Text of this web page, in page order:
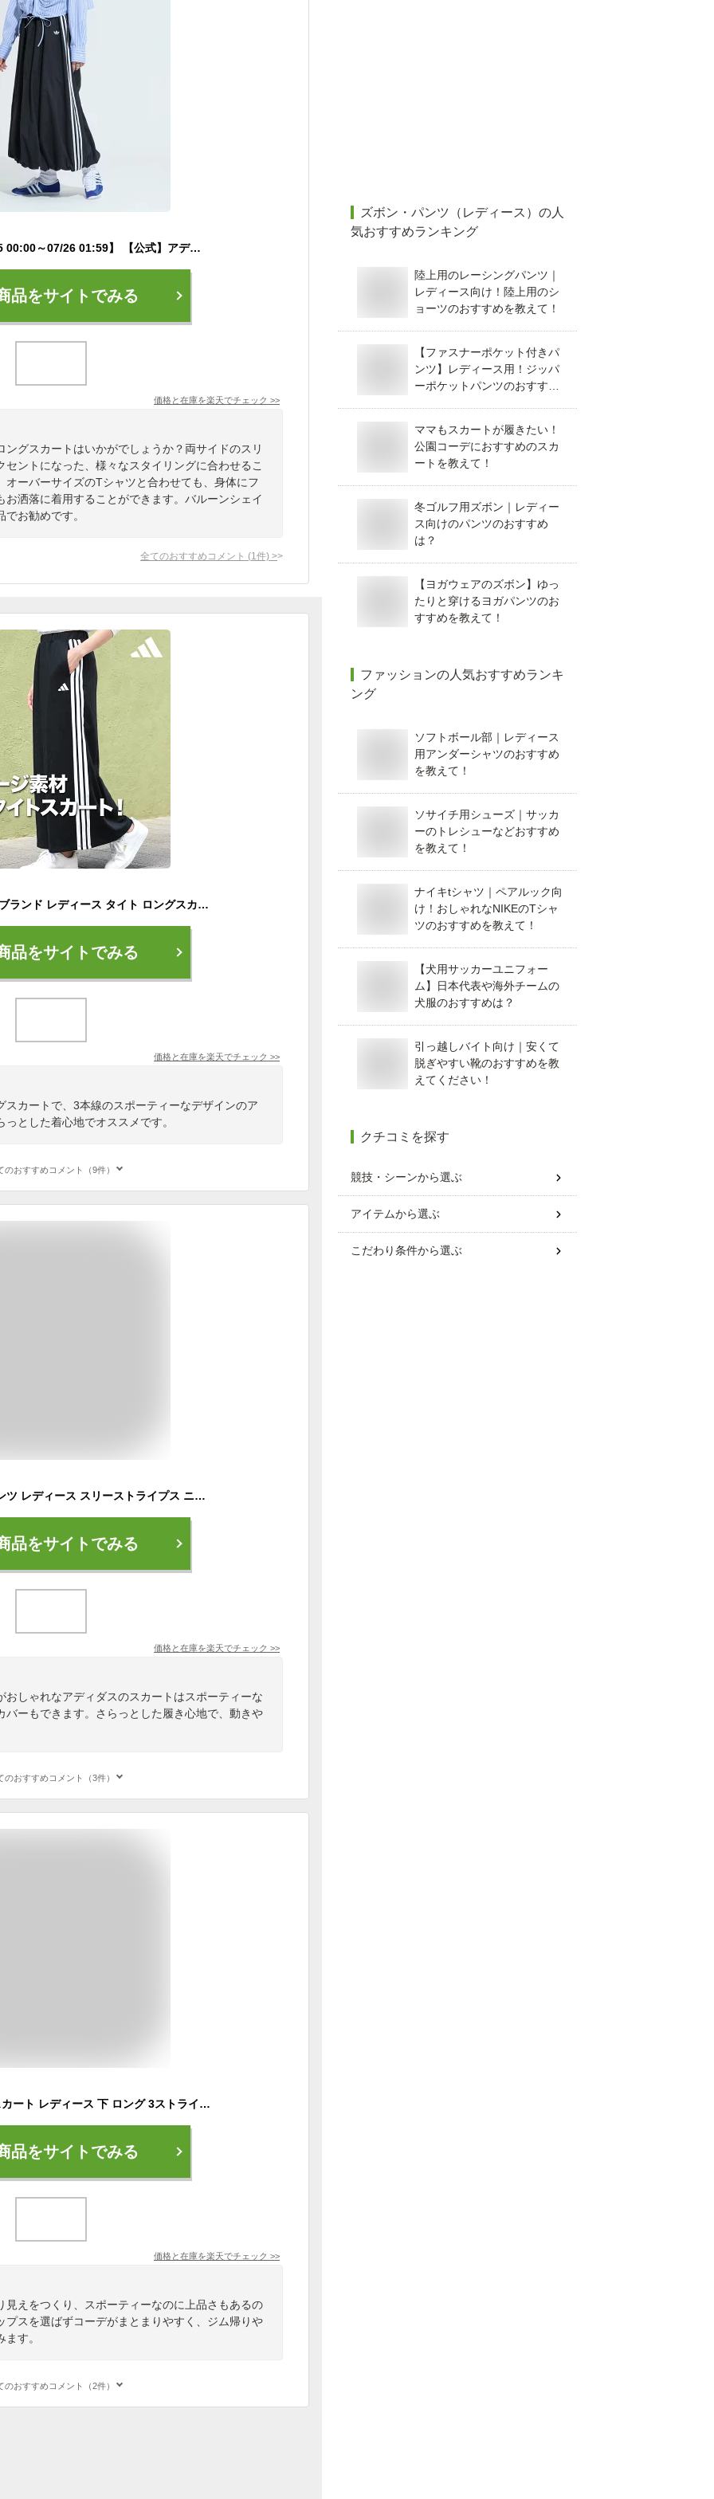
【ポイント20倍 07/15 00:00～07/26 01:59】 【公式】アディダス adidas 返品可 ソーシャルギフト対象 ライフスタイル バルーン ロング スカート オリジナルス レディース ウェア・服 スカート 黒 ブラック KC8088 【PTU】
品をサイトでみる
価格と在庫を楽天でチェック >>
グスカートはいかがでしょうか？両サイドのスリ
ントになった、様々なスタイリングに合わせるこ
ーバーサイズのTシャツと合わせても、身体にフ
洒落に着用することができます。バルーンシェイ
お勧めです。
全てのおすすめコメント (1 件) >
アディダス スカート ブランド レディース タイト ロングスカート 3ストライプス 速乾 吸水 吸汗 ドライ UVカット サイドライン スリーストライプス adidas SW799 かわいい 大きいサイズ 有 ボトムス ウォーキング
品をサイトでみる
価格と在庫を楽天でチェック >>
スカートで、3本線のスポーティーなデザインのア
とした着心地でオススメです。
のおすすめコメント（9件）
アディダス ロングパンツ レディース スリーストライプス ニットスカート JL5094 KQD95 adidas
品をサイトでみる
価格と在庫を楽天でチェック >>
おしゃれなアディダスのスカートはスポーティーな
バーもできます。さらっとした履き心地で、動きや
のおすすめコメント（3件）
アディダス adidas スカート レディース 下 ロング 3ストライプス 吸汗 速乾 ドライ スリーストライプス KQD95 （ブラック）
品をサイトでみる
価格と在庫を楽天でチェック >>
見えをつくり、スポーティーなのに上品さもあるの
プスを選ばずコーデがまとまりやすく、ジム帰りや
す。
のおすすめコメント（2件）
ズボン・パンツ（レディース） の人
気おすすめランキング
陸上用のレーシングパンツ｜
レディース向け！陸上用のシ
ョーツのおすすめを教えて！
【ファスナーポケット付きパ
ンツ】レディース用！ジッパ
ーポケットパンツのおすすめ
ママもスカートが履きたい！
公園コーデにおすすめのスカ
ートを教えて！
冬ゴルフ用ズボン｜レディー
ス向けのパンツのおすすめ
は？
【ヨガウェアのズボン】ゆっ
たりと穿けるヨガパンツのお
すすめを教えて！
ファッションの人気おすすめランキ
ング
ソフトボール部｜レディース
用アンダーシャツのおすすめ
を教えて！
ソサイチ用シューズ｜サッカ
ーのトレシューなどおすすめ
を教えて！
ナイキtシャツ｜ペアルック向
け！おしゃれなNIKEのTシャ
ツのおすすめを教えて！
【犬用サッカーユニフォー
ム】日本代表や海外チームの
犬服のおすすめは？
引っ越しバイト向け｜安くて
脱ぎやすい靴のおすすめを教
えてください！
クチコミを探す
競技・シーンから選ぶ
アイテムから選ぶ
こだわり条件から選ぶ